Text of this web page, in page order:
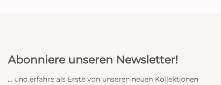
Abonniere unseren Newsletter!
... und erfahre als Erste von unseren neuen Kollektionen